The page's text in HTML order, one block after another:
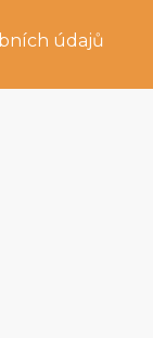
údajů